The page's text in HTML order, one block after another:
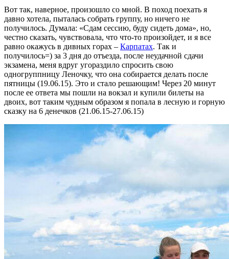
Вот так, наверное, произошло со мной. В поход поехать я
давно хотела, пыталась собрать группу, но ничего не
получилось. Думала: «Сдам сессию, буду сидеть дома», но,
честно сказать, чувствовала, что что-то произойдет, и я все
равно окажусь в дивных горах – Карпатах. Так и
получилось=) за 3 дня до отъезда, после неудачной сдачи
экзамена, меня вдруг угораздило спросить свою
одногруппницу Леночку, что она собирается делать после
пятницы (19.06.15). Это и стало решающим! Через 20 минут
после ее ответа мы пошли на вокзал и купили билеты на
двоих, вот таким чудным образом я попала в лесную и горную
сказку на 6 денечков (21.06.15-27.06.15)